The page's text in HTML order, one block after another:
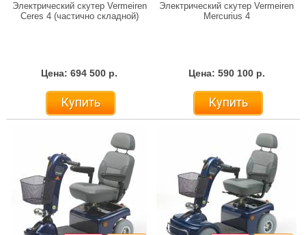
Электрический скутер Vermeiren
Ceres 4 (частично складной)
Цена: 694 500 р.
Купить
Электрический скутер Vermeiren
Mercurius 4
Цена: 590 100 р.
Купить